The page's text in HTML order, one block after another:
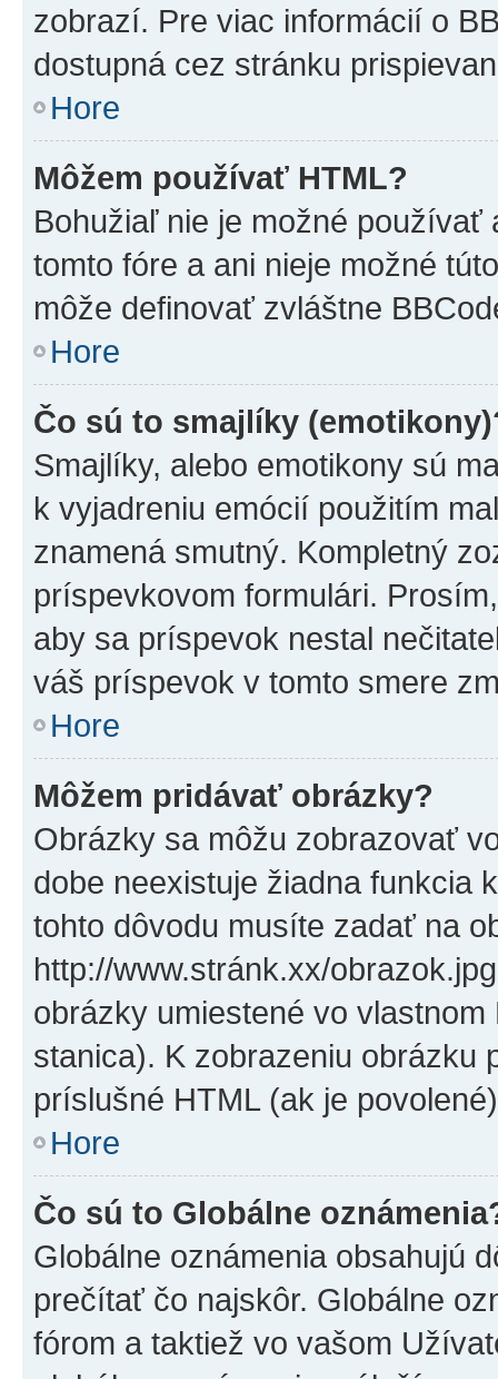
zobrazí. Pre viac informácií o
dostupná cez stránku
Hore
Môžem používať HTML?
Bohužiaľ nie je možné
tomto fóre a ani nieje možné
môže definovať zvláštne
Hore
Čo sú to smajlíky
Smajlíky, alebo emotikony sú
k vyjadreniu emócií použitím
znamená smutný. Kompletný
príspevkovom formulári.
aby sa príspevok nestal
váš príspevok v tomto smere
Hore
Môžem pridávať obrázky?
Obrázky sa môžu zobrazovať
dobe neexistuje žiadna funkcia
tohto dôvodu musíte zadať na
http://www.stránk.xx/
obrázky umiestené vo
stanica). K zobrazeniu obrázku
príslušné HTML (ak je
Hore
Čo sú to Globálne
Globálne oznámenia obsahujú
prečítať čo najskôr. Globálne
fórom a taktiež vo vašom